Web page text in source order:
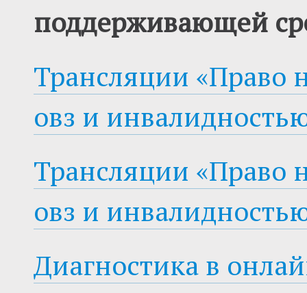
поддерживающей
Трансляции «Право
овз и
Трансляции «Право
овз и
Диагностика в